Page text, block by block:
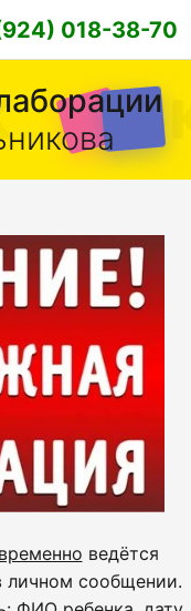
018-38-70
временно ведётся
личном сообщении.